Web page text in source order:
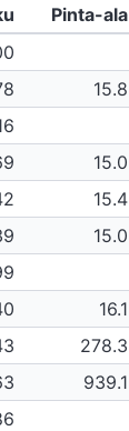
Pinta-ala
15.8
15.0
15.4
15.0
16.1
278.3
939.1